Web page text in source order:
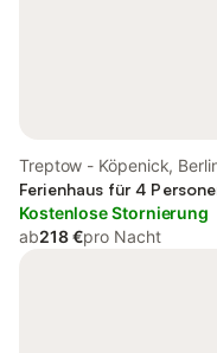
Treptow - Köpenick,
Ferienhaus für 4
Kostenlose Stornierung
ab218 €pro Nacht